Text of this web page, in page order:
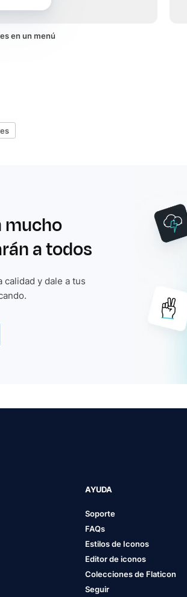
en un menú
mucho
a todos
calidad y dale a tus
AYUDA
Soporte
FAQs
Estilos de Iconos
Editor de iconos
Colecciones de Flaticon
Seguir